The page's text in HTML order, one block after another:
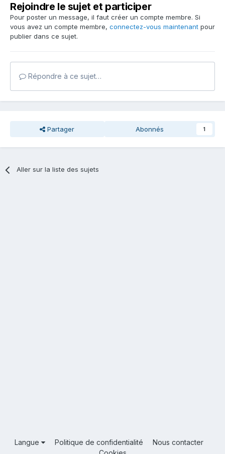
Rejoindre le sujet et participer
Pour poster un message, il faut créer un compte membre. Si
vous avez un compte membre, connectez-vous maintenant pour
publier dans ce sujet.
Répondre à ce sujet…
Partager Abonnés 1
Aller sur la liste des sujets
Langue Politique de confidentialité
Nous contacter